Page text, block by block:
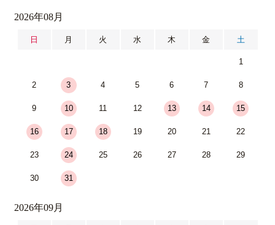
2026年08月
日 月 火 水 木 金 土
1
2 3 4 5 6 7 8
9 10 11 12 13 14 15
16 17 18 19 20 21 22
23 24 25 26 27 28 29
30 31
2026年09月